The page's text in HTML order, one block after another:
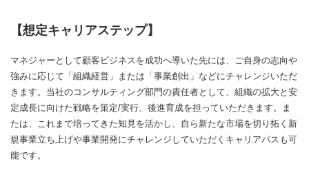
【想定キャリアステップ】
マネジャーとして顧客ビジネスを成功へ導いた先には、ご自身の志向や
強みに応じて「組織経営」または「事業創出」などにチャレンジいただ
きます。当社のコンサルティング部門の責任者として、組織の拡大と安
定成長に向けた戦略を策定/実行、後進育成を担っていただきます。ま
たは、これまで培ってきた知見を活かし、自ら新たな市場を切り拓く新
規事業立ち上げや事業開発にチャレンジしていただくキャリアパスも可
能です。